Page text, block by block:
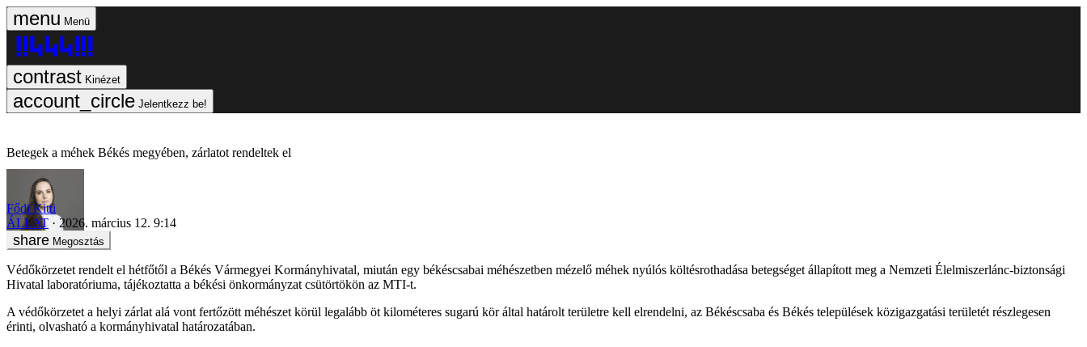
Menü
Kinézet
Jelentkezz be!
Betegek a méhek Békés megyében, zárlatot rendeltek el
Fődi Kitti
ÁLLAT
2026. március 12. 9:14
Megosztás
Védőkörzetet rendelt el hétfőtől a Békés Vármegyei Kormányhivatal, miután egy békéscsabai méhészetben mézelő méhek nyúlós költésrothadása betegséget állapított meg a Nemzeti Élelmiszerlánc-biztonsági
Hivatal laboratóriuma, tájékoztatta a békési önkormányzat csütörtökön az MTI-t.
A védőkörzetet a helyi zárlat alá vont fertőzött méhészet körül legalább öt kilométeres sugarú kör által határolt területre kell elrendelni, az Békéscsaba és Békés települések közigazgatási területét részlegesen
érinti, olvasható a kormányhivatal határozatában.